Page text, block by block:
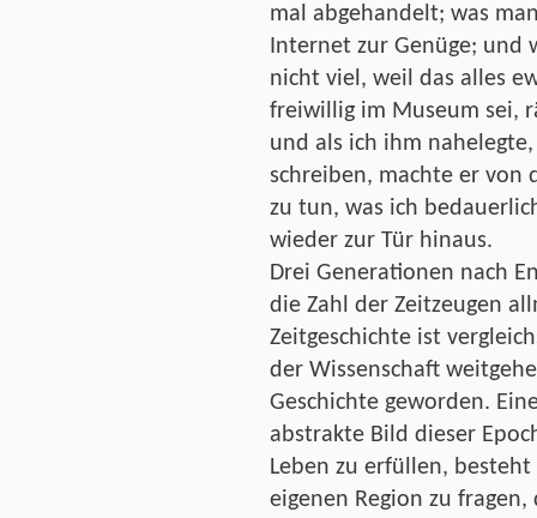
mal abgehandelt; was
Internet zur Genüge; und
nicht viel, weil das alles
freiwillig im Museum sei,
und als ich ihm
schreiben, machte er von
zu tun, was ich
wieder zur Tür hinaus.
Drei Generationen nach
die Zahl der Zeitzeugen
Zeitgeschichte ist
der Wissenschaft
Geschichte geworden.
abstrakte Bild dieser
Leben zu erfüllen,
eigenen Region zu